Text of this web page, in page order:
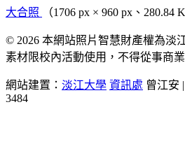
大合照 （1706 px × 960 px、280.84
© 2026 本網站照片智慧財產權為淡
素材限校內活動使用，不得從事商業
網站建置： 淡江大學 資訊處 曾江安
3484